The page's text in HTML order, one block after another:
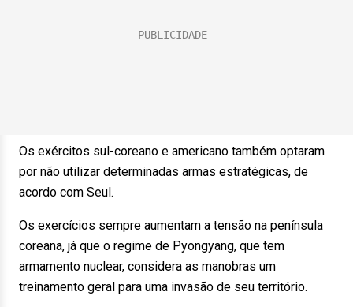
Os exércitos sul-coreano e americano também optaram
por não utilizar determinadas armas estratégicas, de
acordo com Seul.
Os exercícios sempre aumentam a tensão na península
coreana, já que o regime de Pyongyang, que tem
armamento nuclear, considera as manobras um
treinamento geral para uma invasão de seu território.